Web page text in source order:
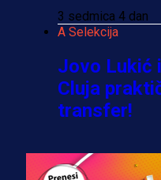
3 sedmica 4 dan
A Selekcija
Jovo Lukić
Cluja
transfer!
A Selekcija